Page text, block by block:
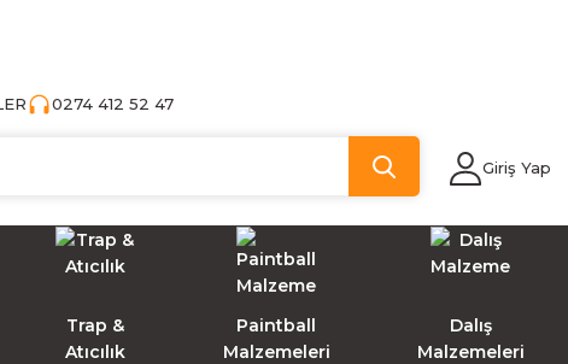
0274 412 52 47
Giriş Yap
Trap &
Atıcılık
Paintball
Malzemeleri
Dalış
Malzemeleri